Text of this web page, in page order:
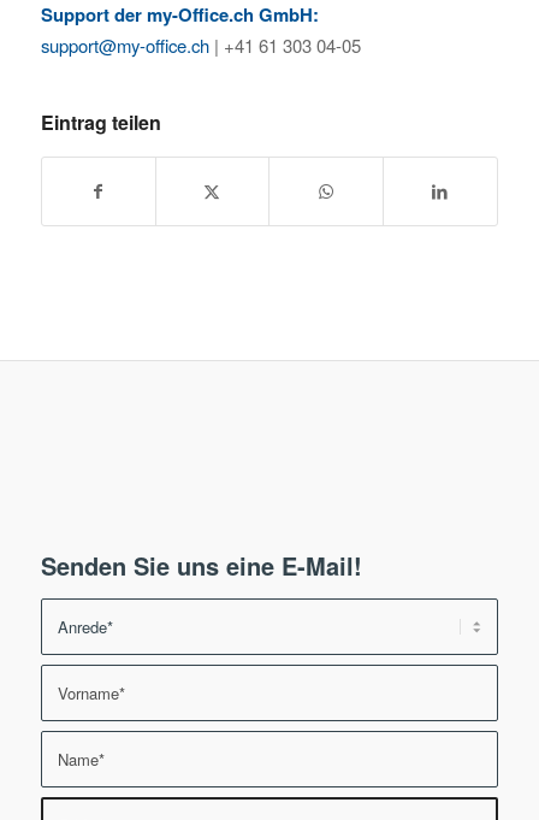
Support der my-Office.ch GmbH:
support@my-office.ch| +41 61 303 04-05
Eintrag teilen
Senden Sie uns eine E-Mail!